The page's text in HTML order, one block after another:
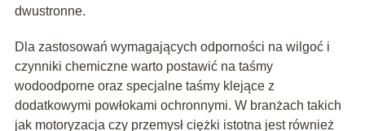
dwustronne.
Dla zastosowań wymagających odporności na wilgoć i
czynniki chemiczne warto postawić na taśmy
wodoodporne oraz specjalne taśmy klejące z
dodatkowymi powłokami ochronnymi. W branżach takich
jak motoryzacja czy przemysł ciężki istotna jest również